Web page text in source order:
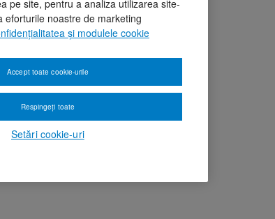
pe site, pentru a analiza utilizarea site-
eforturile noastre de marketing
și modulele cookie
Setări cookie-uri
Respingeți toate
Accept toate cookie-urile